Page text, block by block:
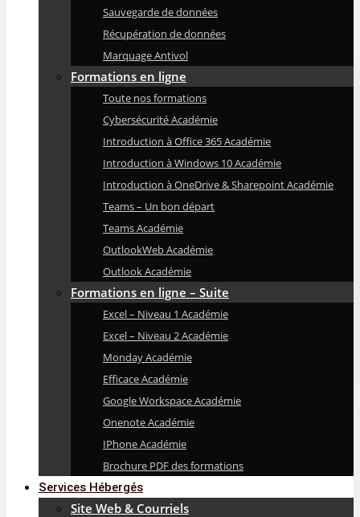
Sauvegarde de données
Récupération de données
Marquage Antivol
Formations en ligne
Toute nos formations
Cybersécurité Académie
Introduction à Office 365 Académie
Introduction à Windows 10 Académie
Introduction à OneDrive & Sharepoint Académie
Teams – Un bon départ
Teams Académie
OutlookWeb Académie
Outlook Académie
Formations en ligne – Suite
Excel – Niveau 1 Académie
Excel – Niveau 2 Académie
Monday Académie
Efficace Académie
Google Workspace Académie
Onenote Académie
IPhone Académie
Brochure PDF des formations
Services Hébergés
Site Web & Courriels